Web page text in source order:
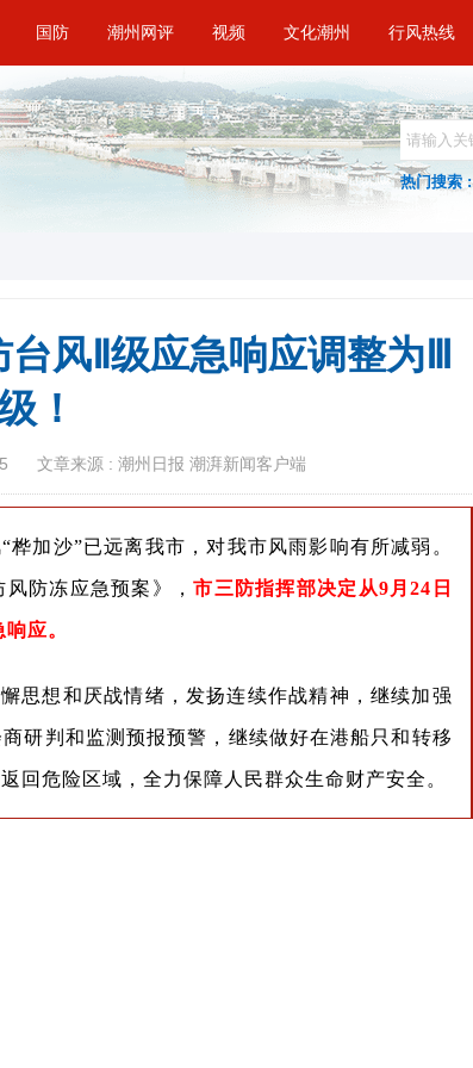
国防 潮州网评 视频 文化潮州 行风热线
热门搜索 :
风Ⅱ级应急响应调整为Ⅲ
！
文章来源 : 潮州日报 潮湃新闻客户端
加沙”已远离我市，对我市风雨影响有所减弱。
风防冻应急预案》，市三防指挥部决定从9月24日
应。
思想和厌战情绪，发扬连续作战精神，继续加强
研判和监测预报预警，继续做好在港船只和转移
回危险区域，全力保障人民群众生命财产安全。